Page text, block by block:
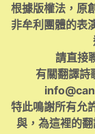
根據版權法，原
非牟利團體的表
請直接
有關翻譯詩
特此鳴謝所有允
與，為這裡的